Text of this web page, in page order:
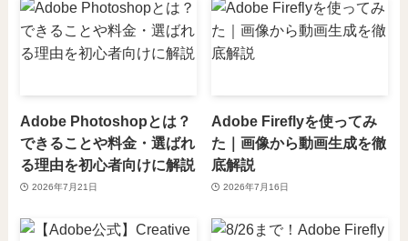
Adobe Photoshopとは？
できることや料金・選ばれ
る理由を初心者向けに解説
2026年7月21日
Adobe Fireflyを使ってみ
た｜画像から動画生成を徹
底解説
2026年7月16日